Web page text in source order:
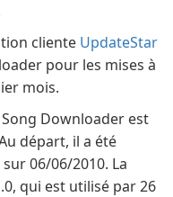
cliente UpdateStar
pour les mises à
mois.
Downloader est
départ, il a été
06/06/2010. La
qui est utilisé par 26